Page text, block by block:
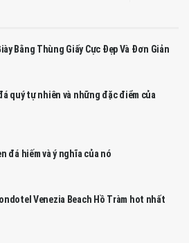
Bằng Thùng Giấy Cực Đẹp Và Đơn Giản
quý tự nhiên và những đặc điểm của
đá hiếm và ý nghĩa của nó
Venezia Beach Hồ Tràm hot nhất